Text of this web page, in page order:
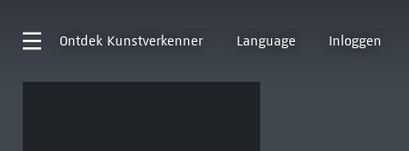
Ontdek Kunstverkenner Language Inloggen